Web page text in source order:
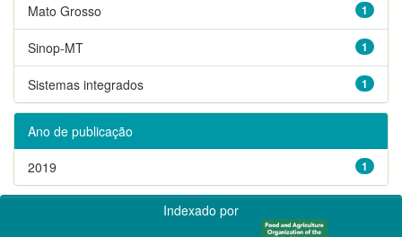
1
Mato Grosso
1
Sinop-MT
1
Sistemas integrados
Ano de publicação
1
2019
Indexado por